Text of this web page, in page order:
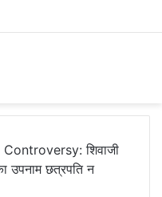
शिवाजी
उपनाम छत्रपति न